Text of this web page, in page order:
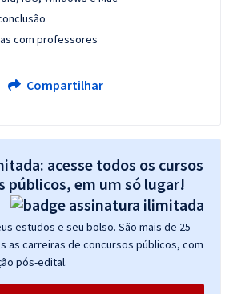
com professores
Compartilhar
acesse todos os cursos
públicos, em um só lugar!
estudos e seu bolso. São mais de 25
as carreiras de concursos públicos, com
pós-edital.